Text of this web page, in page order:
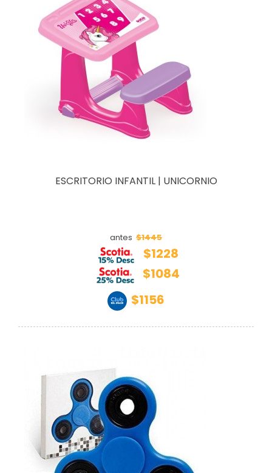
ESCRITORIO INFANTIL | UNICORNIO
antes $1445
$1228
$1084
$1156